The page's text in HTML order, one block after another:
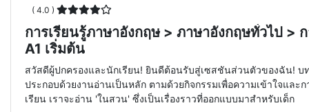
( 4.0 )
การเรียนรู้ภาษาอังกฤษ > ภาษาอังกฤษทั่วไป >
A1 เริ่มต้น
สวัสดีผู้ปกครองและนักเรียน! ยินดีต้อนรับสู่เซสชันส่วนตัวของฉัน! บ
ประกอบด้วยงานอ่านเป็นหลัก ตามด้วยกิจกรรมเพื่อความเข้าใจและ
เรียน เราจะอ่าน 'ในสวน' ซึ่งเป็นเรื่องราวที่ออกแบบมาสำหรับเด็ก